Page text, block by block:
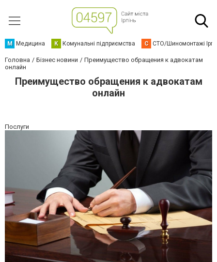
М Медицина К Комунальні підприємства С СТО/Шиномонтажі
Головна Бізнес новини
Преимущество обращения к адвокатам
онлайн
Преимущество обращения к адвокатам
онлайн
Послуги